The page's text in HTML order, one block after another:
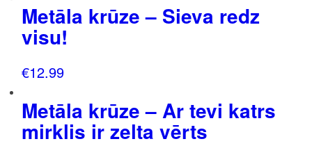
Metāla krūze – Sieva redz
visu!
€12.99
Metāla krūze – Ar tevi katrs
mirklis ir zelta vērts